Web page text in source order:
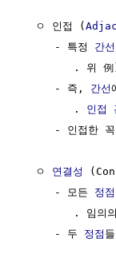
  ㅇ 인접 (
     - 특정
간선
. 위 例
     - 즉,
간선
        .
인접
- 인접한
  ㅇ
연결성
     - 모든
정점
. 임의
     - 두
정점